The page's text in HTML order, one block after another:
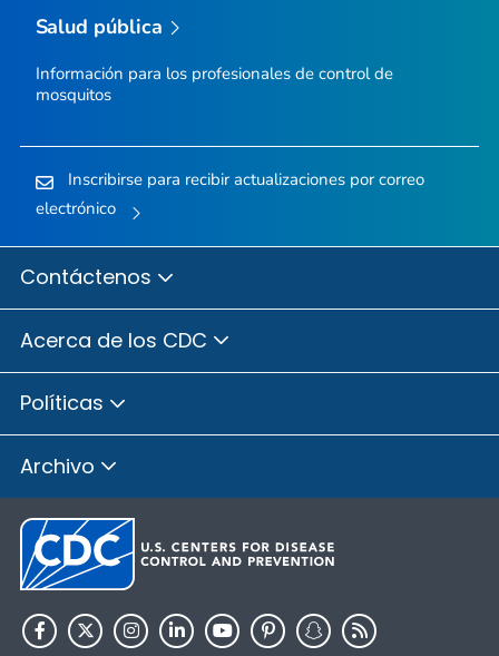
Salud pública
Información para los profesionales de control de
mosquitos
Inscribirse para recibir actualizaciones por correo
electrónico
Contáctenos
Acerca de los CDC
Políticas
Archivo